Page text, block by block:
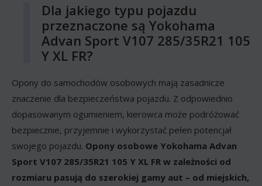
Dla jakiego typu pojazdu
przeznaczone są Yokohama
Advan Sport V107 285/35R21 105
Y XL FR?
Opony do samochodów osobowych mają zasadnicze
znaczenie dla bezpieczeństwa pojazdu. Z odpowiednio
dopasowanym ogumieniem, kierowca może podróżować
bezpiecznie, przyjemnie i wykorzystać pełen potencjał
swojego pojazdu. Opony osobowe Yokohama Advan
Sport V107 285/35R21 105 Y XL FR w zależności od
rozmiaru pasują do szerokiej gamy aut – od miejskich,